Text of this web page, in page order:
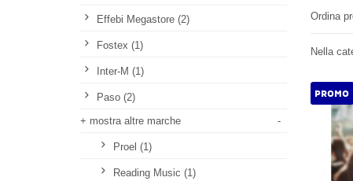
Effebi Megastore (2)
Fostex (1)
Inter-M (1)
Paso (2)
-
+ mostra altre marche
Proel (1)
Reading Music (1)
Ordina
Nella
PROMO